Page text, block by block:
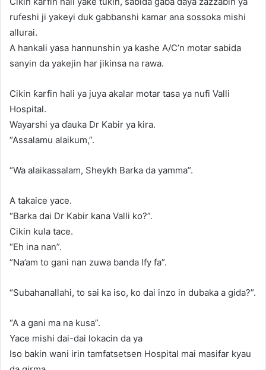
rufeshi ji yakeyi duk gabbanshi kamar ana sossoka mishi
allurai.
A hankali yasa hannunshin ya kashe A/C’n motar sabida
sanyin da yakejin har jikinsa na rawa.
Cikin ƙarfin hali ya juya akalar motar tasa ya nufi Valli
Hospital.
Wayarshi ya ɗauka Dr Kabir ya kira.
“Assalamu alaikum,”.
“Wa alaikassalam, Sheykh Barka da yamma”.
A takaice yace.
“Barka dai Dr Kabir kana Valli ko?”.
Cikin kula tace.
“Eh ina nan”.
“Na’am to gani nan zuwa banda lfy fa”.
“Subahanallahi, to sai ka iso, ko dai inzo in dubaka a gida?”.
“A a gani ma na kusa”.
Yace mishi dai-dai lokacin da ya
Iso bakin wani irin tamfatsetsen Hospital mai masifar kyau